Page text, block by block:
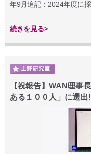
年9月追記：2024年度に
続きを見る>
【祝報告】WAN理事
ある１００人」に選出!